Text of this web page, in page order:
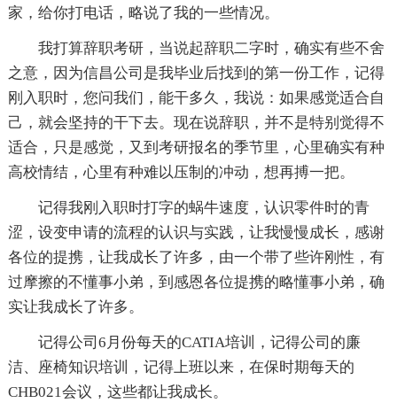
家，给你打电话，略说了我的一些情况。
我打算辞职考研，当说起辞职二字时，确实有些不舍
之意，因为信昌公司是我毕业后找到的第一份工作，记得
刚入职时，您问我们，能干多久，我说：如果感觉适合自
己，就会坚持的干下去。现在说辞职，并不是特别觉得不
适合，只是感觉，又到考研报名的季节里，心里确实有种
高校情结，心里有种难以压制的冲动，想再搏一把。
记得我刚入职时打字的蜗牛速度，认识零件时的青
涩，设变申请的流程的认识与实践，让我慢慢成长，感谢
各位的提携，让我成长了许多，由一个带了些许刚性，有
过摩擦的不懂事小弟，到感恩各位提携的略懂事小弟，确
实让我成长了许多。
记得公司6月份每天的CATIA培训，记得公司的廉
洁、座椅知识培训，记得上班以来，在保时期每天的
CHB021会议，这些都让我成长。